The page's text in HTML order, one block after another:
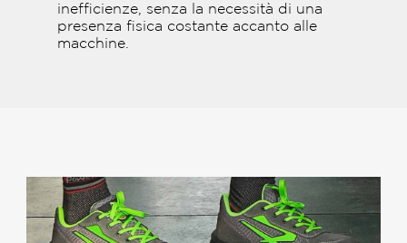
inefficienze, senza la necessità di una
presenza fisica costante accanto alle
macchine.